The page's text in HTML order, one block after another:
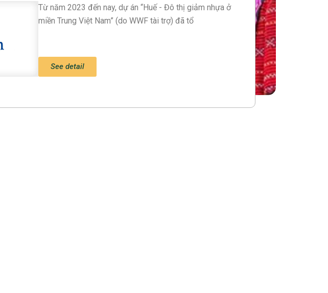
Từ năm 2023 đến nay, dự án “Huế - Đô thị giảm nhựa ở
miền Trung Việt Nam” (do WWF tài trợ) đã tổ
See detail